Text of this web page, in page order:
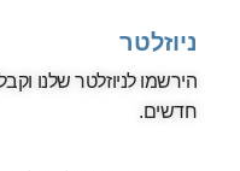
ניוזלטר
הירשמו לניוזלטר שלנו
חדשים.